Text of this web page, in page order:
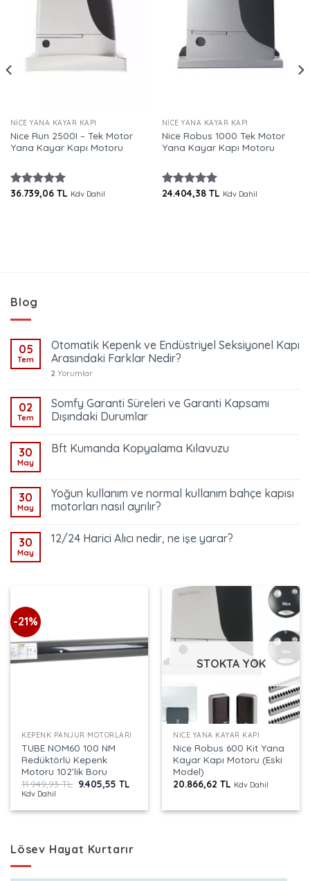
NICE YANA KAYAR KAPI
Nice Run 2500I – Tek Motor
Yana Kayar Kapı Motoru
5 üzerinden
36.739,06 TL Kdv Dahil
NICE YANA KAYAR KAPI
Nice Robus 1000 Tek Motor
Yana Kayar Kapı Motoru
5 üzerinden
24.404,38 TL Kdv Dahil
Blog
05
Tem
Otomatik Kepenk ve Endüstriyel Seksiyonel Kapı
Arasındaki Farklar Nedir?
2 Yorumlar
02
Tem
Somfy Garanti Süreleri ve Garanti Kapsamı
Dışındaki Durumlar
30
May
Bft Kumanda Kopyalama Kılavuzu
30
May
Yoğun kullanım ve normal kullanım bahçe kapısı
motorları nasıl ayrılır?
30
May
12/24 Harici Alıcı nedir, ne işe yarar?
-21%
KEPENK PANJUR MOTORLARI
TUBE NOM60 100 NM
Redüktörlü Kepenk
Motoru 102’lik Boru
11.949,93TL Orijinal
9.405,55TL
9.405,55 TL.
Kdv Dahil
STOKTA YOK
NICE YANA KAYAR KAPI
Nice Robus 600 Kit Yana
Kayar Kapı Motoru (Eski
Model)
20.866,62TL Kdv Dahil
Lösev Hayat Kurtarır